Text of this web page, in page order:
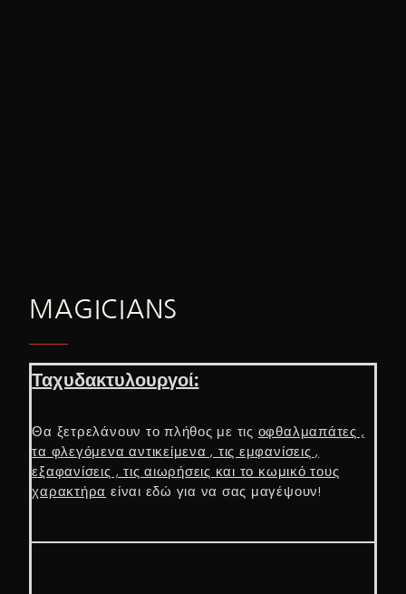
MAGICIANS
Ταχυδακτυλουργοί:
Θα ξετρελάνουν το πλήθος με τις οφθαλμαπάτες ,
τα φλεγόμενα αντικείμενα , τις εμφανίσεις ,
εξαφανίσεις , τις αιωρήσεις και το κωμικό τους
χαρακτήρα είναι εδώ για να σας μαγέψουν!